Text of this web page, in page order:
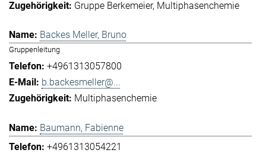
Gruppe Berkemeier Multiphasenchemie
Backes Meller, Bruno
Gruppenleitung
+4961313057800
b.backesmeller@...
Multiphasenchemie
Baumann, Fabienne
+4961313054221